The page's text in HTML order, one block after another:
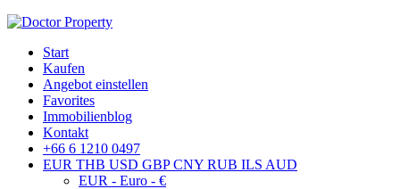
Start
Kaufen
Angebot einstellen
Favorites
Immobilienblog
Kontakt
+66 6 1210 0497
EUR THB USD GBP CNY RUB ILS AUD
EUR - Euro - €